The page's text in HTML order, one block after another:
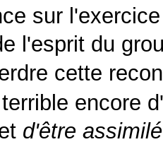
sur
l'esprit du
cette
encore
d'être